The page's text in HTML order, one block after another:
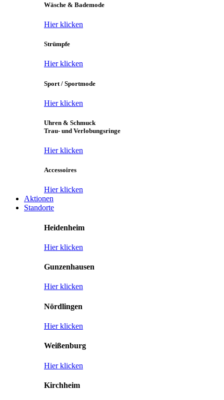
Wäsche & Bademode
Hier klicken
Strümpfe
Hier klicken
Sport / Sportmode
Hier klicken
Uhren & Schmuck
Trau- und Verlobungsringe
Hier klicken
Accessoires
Hier klicken
Aktionen
Standorte
Heidenheim
Hier klicken
Gunzenhausen
Hier klicken
Nördlingen
Hier klicken
Weißenburg
Hier klicken
Kirchheim